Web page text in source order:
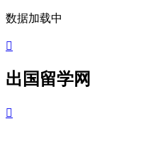
数据加载中

出国留学网
